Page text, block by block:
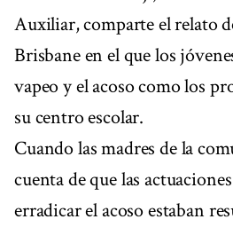
Auxiliar, comparte el relato
Brisbane en el que los
vapeo y el acoso como los
su centro escolar.
Cuando las madres de la
cuenta de que las
erradicar el acoso estaban